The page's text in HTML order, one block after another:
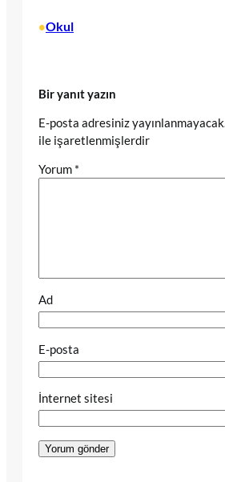
•Okul
Bir yanıt yazın
E-posta adresiniz yayınlanmayacak.
ile işaretlenmişlerdir
Yorum *
Ad
E-posta
İnternet sitesi